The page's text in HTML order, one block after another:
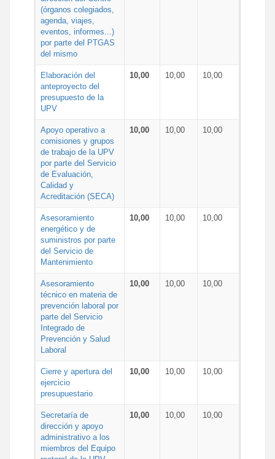
(órganos colegiados,
agenda, viajes,
eventos, informes...)
por parte del PTGAS
del mismo
Elaboración del
anteproyecto del
presupuesto de la
UPV
10,00 10,00 10,00
Apoyo operativo a
comisiones y grupos
de trabajo de la UPV
por parte del Servicio
de Evaluación,
Calidad y
Acreditación (SECA)
10,00 10,00 10,00
Asesoramiento
energético y de
suministros por parte
del Servicio de
Mantenimiento
10,00 10,00 10,00
Asesoramiento
técnico en materia de
prevención laboral por
parte del Servicio
Integrado de
Prevención y Salud
Laboral
10,00 10,00 10,00
Cierre y apertura del
ejercicio
presupuestario
10,00 10,00 10,00
Secretaría de
dirección y apoyo
administrativo a los
miembros del Equipo
10,00 10,00 10,00